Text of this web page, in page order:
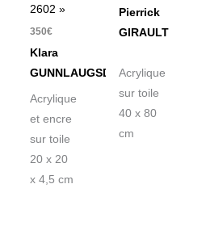
2602 »
350€
Klara
GUNNLAUGSDOTTIR
Acrylique
et encre
sur toile
20 x 20
x 4,5 cm
Pierrick
GIRAULT
Acrylique
sur toile
40 x 80
cm